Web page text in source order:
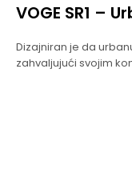
VOGE SR1 –
Dizajniran je da
zahvaljujući svojim